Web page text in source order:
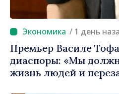
/ 1 день
Премьер Василе
диаспоры: «Мы
жизнь людей и